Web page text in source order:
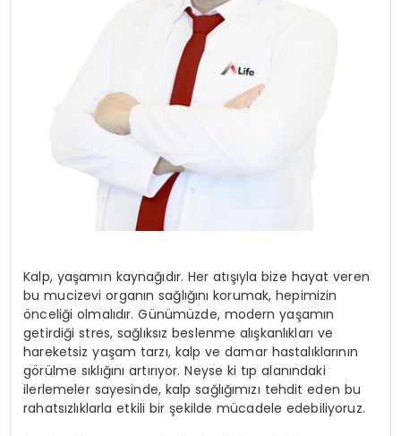
Kalp, yaşamın kaynağıdır. Her atışıyla bize hayat veren
bu mucizevi organın sağlığını korumak, hepimizin
önceliği olmalıdır. Günümüzde, modern yaşamın
getirdiği stres, sağlıksız beslenme alışkanlıkları ve
hareketsiz yaşam tarzı, kalp ve damar hastalıklarının
görülme sıklığını artırıyor. Neyse ki tıp alanındaki
ilerlemeler sayesinde, kalp sağlığımızı tehdit eden bu
rahatsızlıklarla etkili bir şekilde mücadele edebiliyoruz.